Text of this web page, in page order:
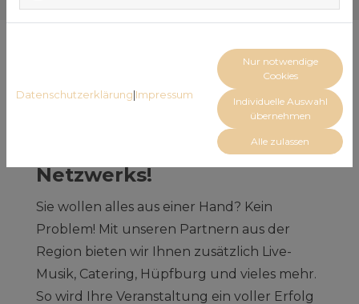
Treten Sie mit uns in
Kontakt und werden Sie
Netzwerks!
Sie wollen alles aus einer Hand? Kein
Problem! Mit unseren Partnern aus der
Region bieten wir Ihnen zusätzlich Live-
Musik, Catering, Hüpfburg und vieles mehr.
So wird Ihre Veranstaltung ein voller Erfolg
Datenschutzerklärung|Impressum
Nur notwendige
Cookies
Individuelle Auswahl
übernehmen
Alle zulassen